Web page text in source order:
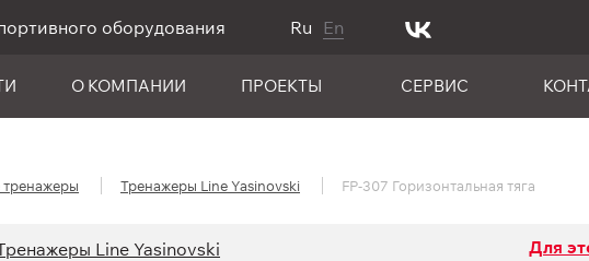
оборудования Ru En
О КОМПАНИИ ПРОЕКТЫ СЕРВИС
Тренажеры Line Yasinovski FP-307 Горизонтальная тяга
Line Yasinovski Для